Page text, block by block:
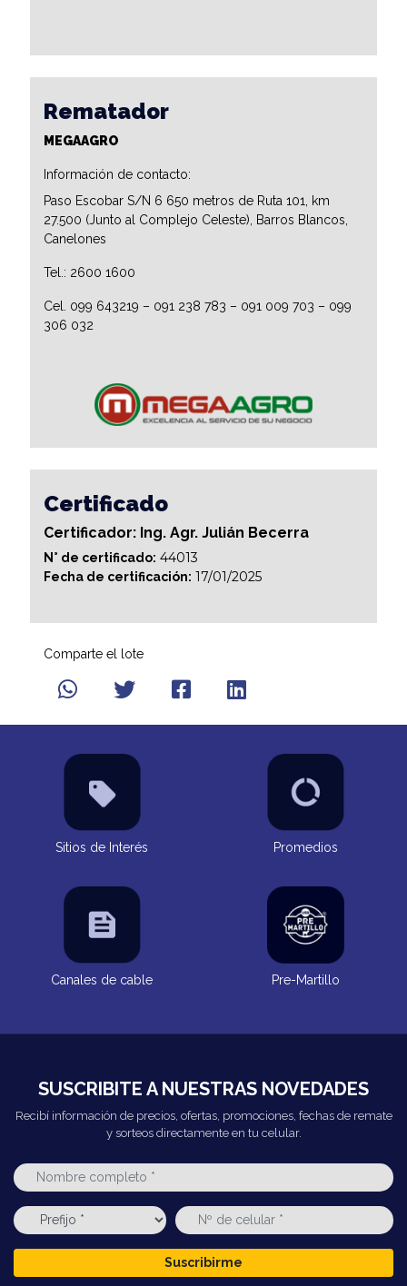
Rematador
MEGAAGRO
Información de contacto:
Paso Escobar S/N 6 650 metros de Ruta 101, km
27.500 (Junto al Complejo Celeste), Barros Blancos,
Canelones
Tel.: 2600 1600
Cel. 099 643219 – 091 238 783 – 091 009 703 – 099
306 032
Certificado
Certificador: Ing. Agr. Julián Becerra
N° de certificado: 44013
Fecha de certificación: 17/01/2025
Comparte el lote
Sitios de Interés Promedios
Canales de cable Pre-Martillo
SUSCRIBITE A NUESTRAS NOVEDADES
Recibí información de precios, ofertas, promociones, fechas de remate
y sorteos directamente en tu celular.
Suscribirme